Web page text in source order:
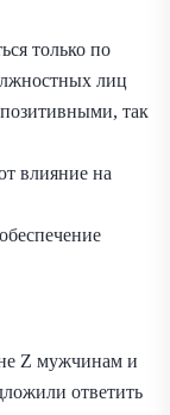
только по
лиц
так
влияние на
Z мужчинам и
ответить